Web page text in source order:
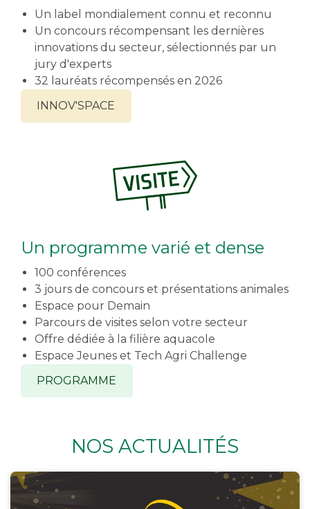
Un label mondialement connu et reconnu
Un concours récompensant les dernières
innovations du secteur, sélectionnés par un
jury d'experts
32 lauréats récompensés en 2026
INNOV'SPACE
Un programme varié et dense
100 conférences
3 jours de concours et présentations animales
Espace pour Demain
Parcours de visites selon votre secteur
Offre dédiée à la filière aquacole
Espace Jeunes et Tech Agri Challenge
PROGRAMME
NOS ACTUALITÉS